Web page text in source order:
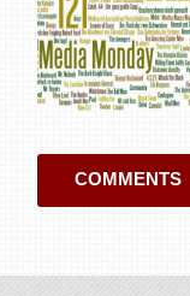
COMMENTS